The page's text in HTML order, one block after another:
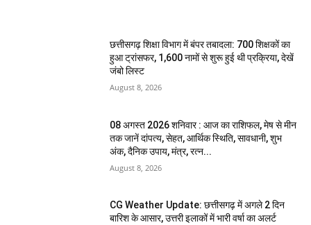
छत्तीसगढ़ शिक्षा विभाग में बंपर तबादला: 700 शिक्षकों का
हुआ ट्रांसफर, 1,600 नामों से शुरू हुई थी प्रक्रिया, देखें
जंबो लिस्ट
August 8, 2026
08 अगस्त 2026 शनिवार : आज का राशिफल, मेष से मीन
तक जानें दांपत्य, सेहत, आर्थिक स्थिति, सावधानी, शुभ
अंक, दैनिक उपाय, मंत्र, रत्न...
August 8, 2026
CG Weather Update: छत्तीसगढ़ में अगले 2 दिन
बारिश के आसार, उत्तरी इलाकों में भारी वर्षा का अलर्ट